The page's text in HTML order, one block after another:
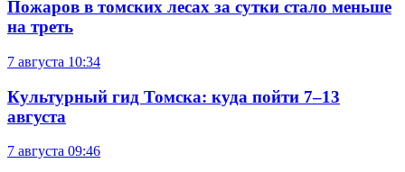
Пожаров в томских лесах за сутки стало меньше
на треть
7 августа 10:34
Культурный гид Томска: куда пойти 7–13
августа
7 августа 09:46